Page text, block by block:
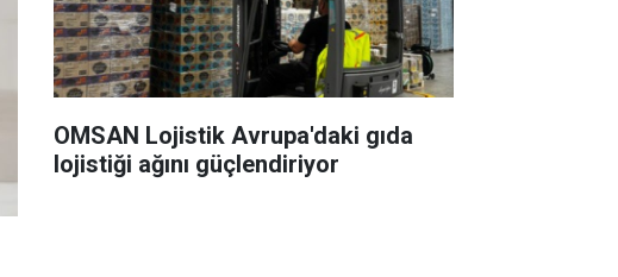
OMSAN Lojistik Avrupa'daki gıda
lojistiği ağını güçlendiriyor